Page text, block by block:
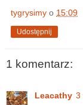
tygrysimy o 15:09
Udostępnij
1 komentarz:
Leacathy 3